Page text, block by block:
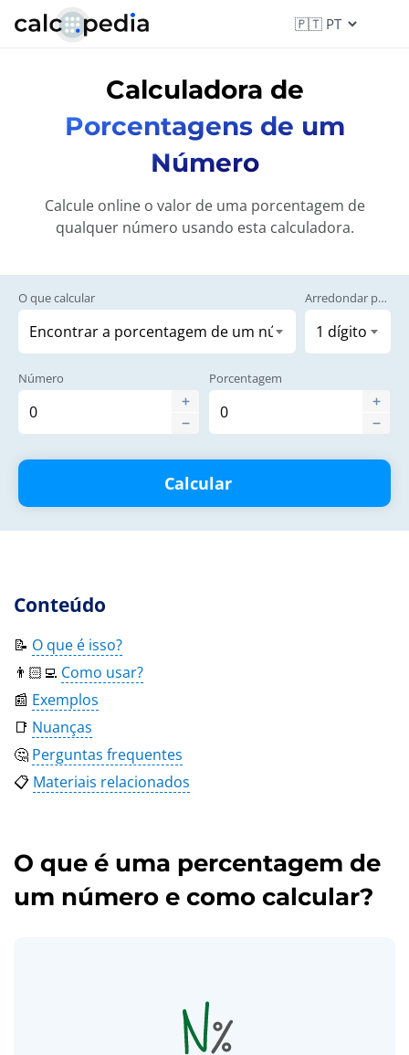
Calculadora de
Porcentagens de um
Número
Calcule online o valor de uma porcentagem de
qualquer número usando esta calculadora.
O que calcular Arredondar para
Número Porcentagem
Calcular
Conteúdo
📝 O que é isso?
👨🏻‍💻 Como usar?
📰 Exemplos
📑 Nuanças
🤔 Perguntas frequentes
📋 Materiais relacionados
O que é uma percentagem de
um número e como calcular?